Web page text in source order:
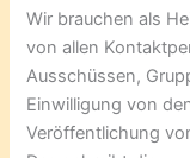
Wir brauchen als
von allen
Ausschüssen,
Einwilligung von
Veröffentlichung